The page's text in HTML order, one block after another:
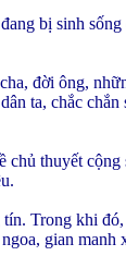
bị sinh
đời ông,
ta, chắc
thuyết
Trong khi
gian manh